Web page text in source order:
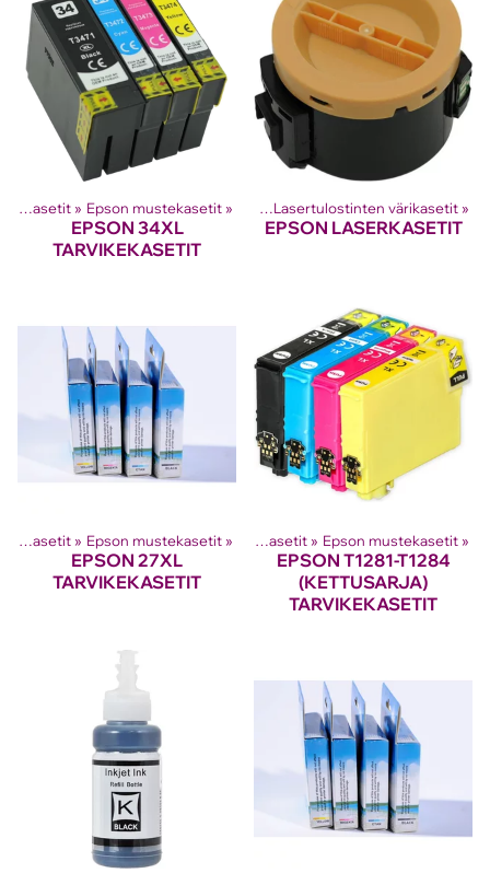
Mustesuihkutulostinten kasetit ‪» Epson mustekasetit ‪»
EPSON 34XL
TARVIKEKASETIT
Tuotteet ‪» Lasertulostinten värikasetit ‪»
EPSON LASERKASETIT
Mustesuihkutulostinten kasetit ‪» Epson mustekasetit ‪»
EPSON 27XL
TARVIKEKASETIT
Tuotteet ‪» Mustesuihkutulostinten kasetit ‪» Epson mustekasetit ‪»
EPSON T1281-T1284
(KETTUSARJA)
TARVIKEKASETIT